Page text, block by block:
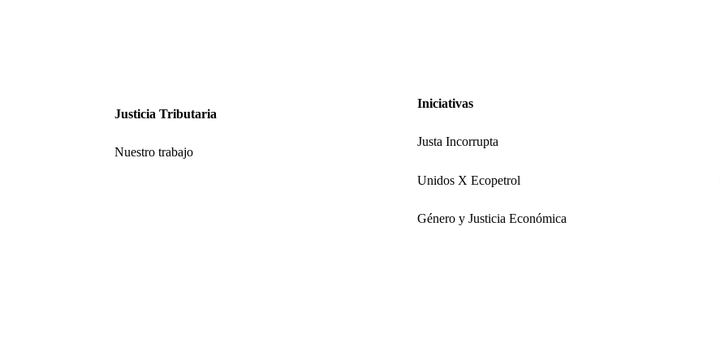
Justicia Tributaria
Nuestro trabajo
Iniciativas
Justa Incorrupta
Unidos X Ecopetrol
Género y Justicia Económica